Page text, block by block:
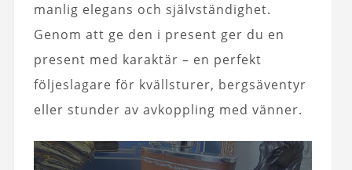
manlig elegans och självständighet.
Genom att ge den i present ger du en
present med karaktär – en perfekt
följeslagare för kvällsturer, bergsäventyr
eller stunder av avkoppling med vänner.